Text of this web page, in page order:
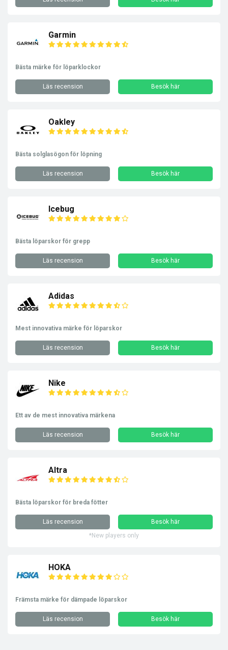
Garmin
Bästa märke för löparklockor
Läs recension Besök här
Oakley
Bästa solglasögon för löpning
Läs recension Besök här
Icebug
Bästa löparskor för grepp
Läs recension Besök här
Adidas
Mest innovativa märke för löparskor
Läs recension Besök här
Nike
Ett av de mest innovativa märkena
Läs recension Besök här
Altra
Bästa löparskor för breda fötter
Läs recension
Besök här
*New players only
HOKA
Främsta märke för dämpade löparskor
Läs recension Besök här